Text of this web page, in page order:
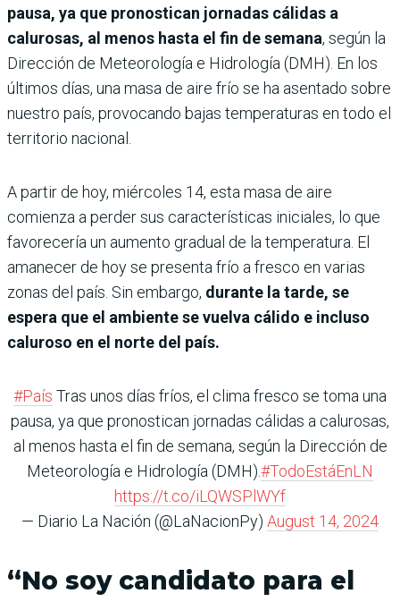
pausa, ya que pronostican jornadas cálidas a
calurosas, al menos hasta el fin de semana, según la
Dirección de Meteorología e Hidrología (DMH). En los
últimos días, una masa de aire frío se ha asentado sobre
nuestro país, provocando bajas temperaturas en todo el
territorio nacional.
A partir de hoy, miércoles 14, esta masa de aire
comienza a perder sus características iniciales, lo que
favorecería un aumento gradual de la temperatura. El
amanecer de hoy se presenta frío a fresco en varias
zonas del país. Sin embargo, durante la tarde, se
espera que el ambiente se vuelva cálido e incluso
caluroso en el norte del país.
#País Tras unos días fríos, el clima fresco se toma una
pausa, ya que pronostican jornadas cálidas a calurosas,
al menos hasta el fin de semana, según la Dirección de
Meteorología e Hidrología (DMH).#TodoEstáEnLN
https://t.co/iLQWSPlWYf
— Diario La Nación (@LaNacionPy) August 14, 2024
“No soy candidato para el